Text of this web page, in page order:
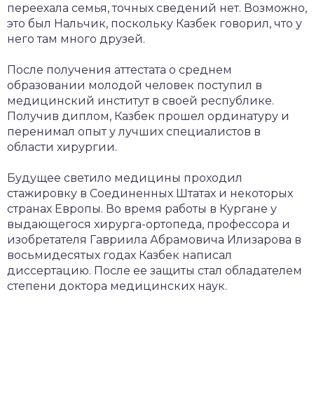
переехала семья, точных сведений нет. Возможно,
это был Нальчик, поскольку Казбек говорил, что у
него там много друзей.
После получения аттестата о среднем
образовании молодой человек поступил в
медицинский институт в своей республике.
Получив диплом, Казбек прошел ординатуру и
перенимал опыт у лучших специалистов в
области хирургии.
Будущее светило медицины проходил
стажировку в Соединенных Штатах и некоторых
странах Европы. Во время работы в Кургане у
выдающегося хирурга-ортопеда, профессора и
изобретателя Гавриила Абрамовича Илизарова в
восьмидесятых годах Казбек написал
диссертацию. После ее защиты стал обладателем
степени доктора медицинских наук.